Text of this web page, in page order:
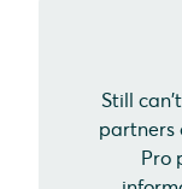
Still
partners
Pro